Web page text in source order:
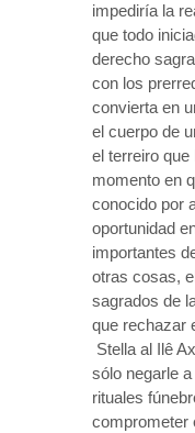
impediría la
que todo
derecho
con los
convierta en
el cuerpo de
el terreiro
momento en
conocido por
oportunidad
importantes
otras cosas,
sagrados de
que rechazar
Stella al Ilê
sólo negarle
rituales
comprometer